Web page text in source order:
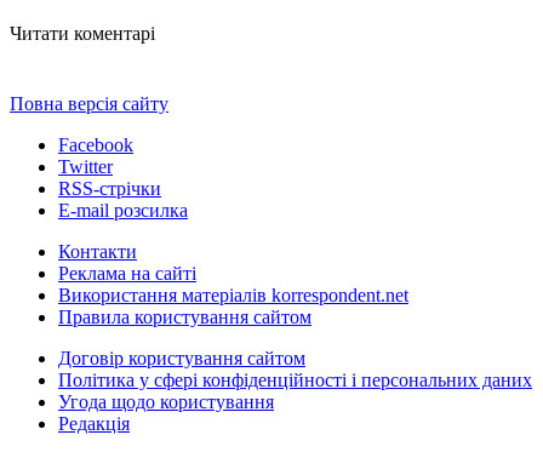
Читати коментарі
Повна версія сайту
Facebook
Twitter
RSS-стрічки
E-mail розсилка
Контакти
Реклама на сайті
Використання матеріалів korrespondent.net
Правила користування сайтом
Договір користування сайтом
Політика у сфері конфіденційності і персональних даних
Угода щодо користування
Редакція